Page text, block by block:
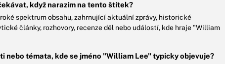
když narazím na tento štítek?
spektrum obsahu, zahrnující aktuální zprávy, historické
články, rozhovory, recenze děl nebo událostí, kde hraje "William
nebo témata, kde se jméno "William Lee" typicky objevuje?